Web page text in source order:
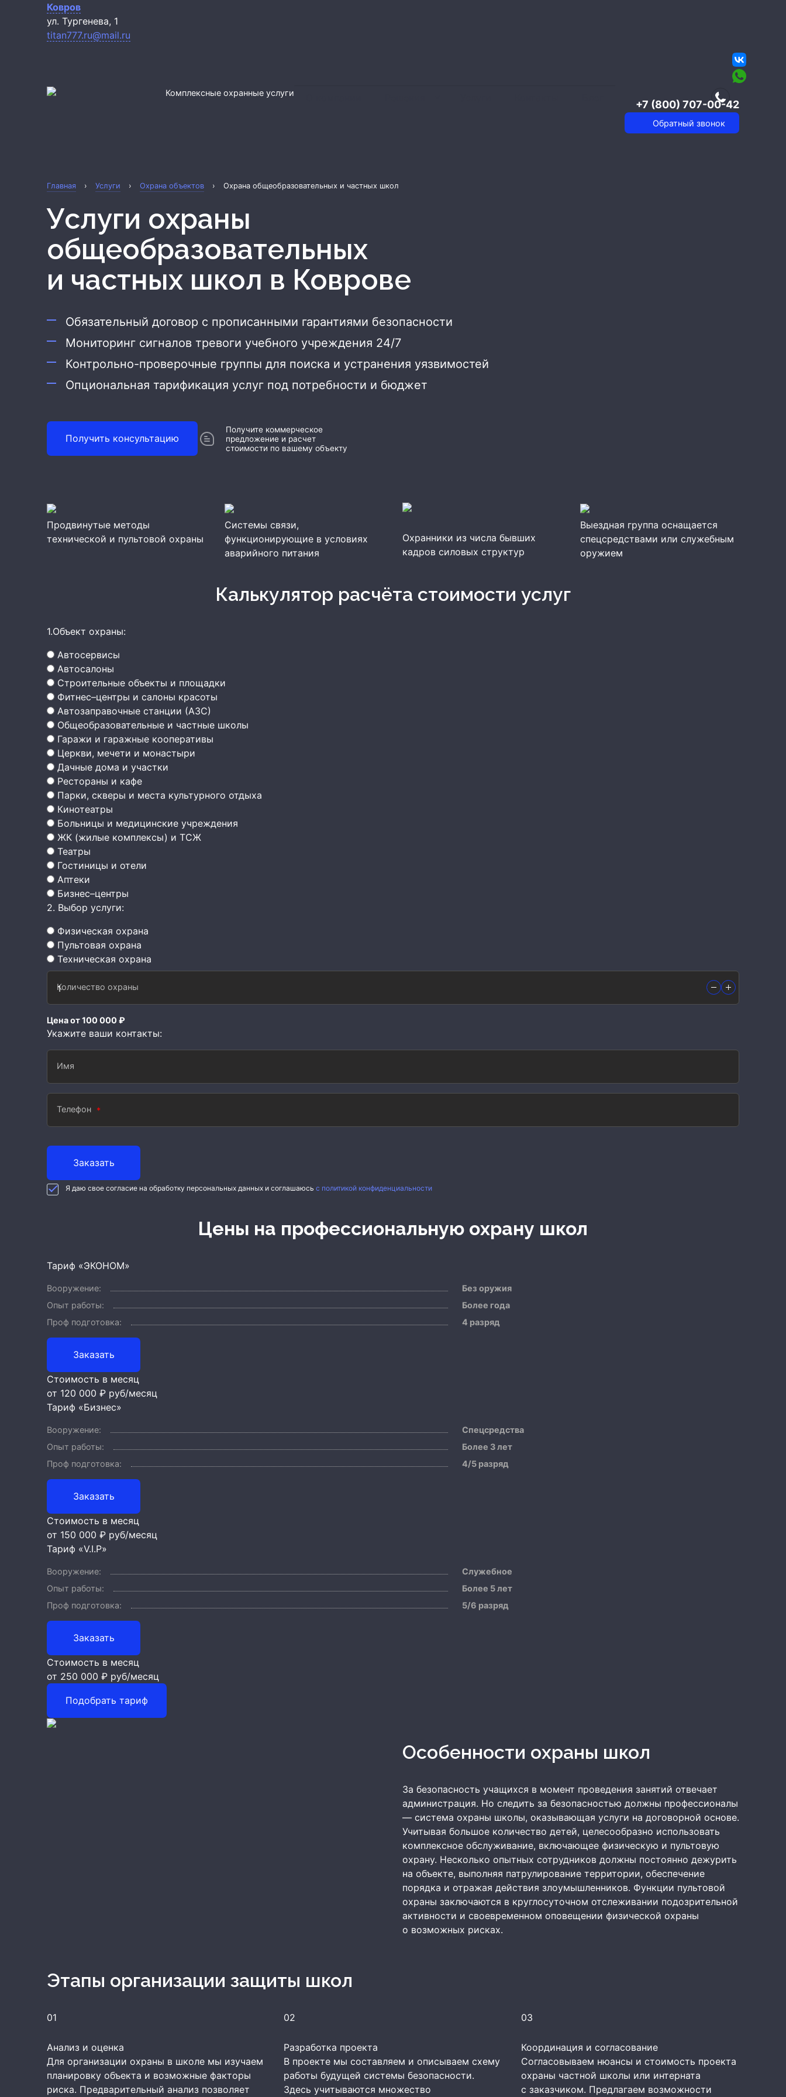
Ковров
ул. Тургенева, 1
titan777.ru@mail.ru
Комплексные охранные услуги
+7 (800) 707-00-42
Обратный звонок
Охрана квартиры
Охрана дома
Главная › Услуги › Охрана объектов › Охрана общеобразовательных и частных школ
Услуги охраны
общеобразовательных
и частных школ в Коврове
Обязательный договор с прописанными гарантиями безопасности
Мониторинг сигналов тревоги учебного учреждения 24/7
Контрольно-проверочные группы для поиска и устранения уязвимостей
Опциональная тарификация услуг под потребности и бюджет
Получить консультацию
Получите коммерческое
предложение и расчет
стоимости по вашему объекту
Продвинутые методы
технической и пультовой охраны
Системы связи,
функционирующие в условиях
аварийного питания
Охранники из числа бывших
кадров силовых структур
Выездная группа оснащается
спецсредствами или служебным
оружием
Калькулятор расчёта стоимости услуг
1.Объект охраны:
Автосервисы
Автосалоны
Строительные объекты и площадки
Фитнес–центры и салоны красоты
Автозаправочные станции (АЗС)
Общеобразовательные и частные школы
Гаражи и гаражные кооперативы
Церкви, мечети и монастыри
Дачные дома и участки
Рестораны и кафе
Парки, скверы и места культурного отдыха
Кинотеатры
Больницы и медицинские учреждения
ЖК (жилые комплексы) и ТСЖ
Театры
Гостиницы и отели
Аптеки
Бизнес–центры
2. Выбор услуги:
Физическая охрана
Пультовая охрана
Техническая охрана
Количество охраны
Цена от 100 000 ₽
Укажите ваши контакты:
Имя
Телефон
Заказать
Я даю свое согласие на обработку персональных данных и соглашаюсь с политикой конфиденциальности
Цены на профессиональную охрану школ
Тариф «ЭКОНОМ»
Вооружение:
Без оружия
Опыт работы:
Более года
Проф подготовка:
4 разряд
Заказать
Стоимость в месяц
от 120 000 ₽ руб/месяц
Тариф «Бизнес»
Вооружение:
Спецсредства
Опыт работы:
Более 3 лет
Проф подготовка:
4/5 разряд
Заказать
Стоимость в месяц
от 150 000 ₽ руб/месяц
Тариф «V.I.P»
Вооружение:
Служебное
Опыт работы:
Более 5 лет
Проф подготовка:
5/6 разряд
Заказать
Стоимость в месяц
от 250 000 ₽ руб/месяц
Подобрать тариф
Особенности охраны школ
За безопасность учащихся в момент проведения занятий отвечает
администрация. Но следить за безопасностью должны профессионалы
— система охраны школы, оказывающая услуги на договорной основе.
Учитывая большое количество детей, целесообразно использовать
комплексное обслуживание, включающее физическую и пультовую
охрану. Несколько опытных сотрудников должны постоянно дежурить
на объекте, выполняя патрулирование территории, обеспечение
порядка и отражая действия злоумышленников. Функции пультовой
охраны заключаются в круглосуточном отслеживании подозрительной
активности и своевременном оповещении физической охраны
о возможных рисках.
Этапы организации защиты школ
01
Анализ и оценка
Для организации охраны в школе мы изучаем
планировку объекта и возможные факторы
риска. Предварительный анализ позволяет
02
Разработка проекта
В проекте мы составляем и описываем схему
работы будущей системы безопасности.
Здесь учитываются множество
03
Координация и согласование
Согласовываем нюансы и стоимость проекта
охраны частной школы или интерната
с заказчиком. Предлагаем возможности